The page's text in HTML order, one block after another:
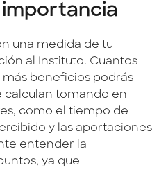
importancia
una medida de tu
al Instituto. Cuantos
más beneficios podrás
calculan tomando en
como el tiempo de
y las aportaciones
entender la
ya que